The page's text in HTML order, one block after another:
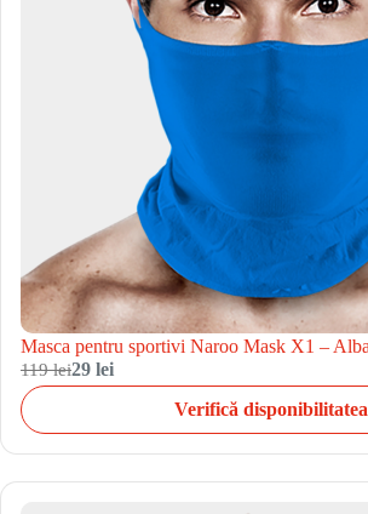
Masca pentru sportivi Naroo Mask X1 –
119 lei29 lei
Verifică disponibilitatea